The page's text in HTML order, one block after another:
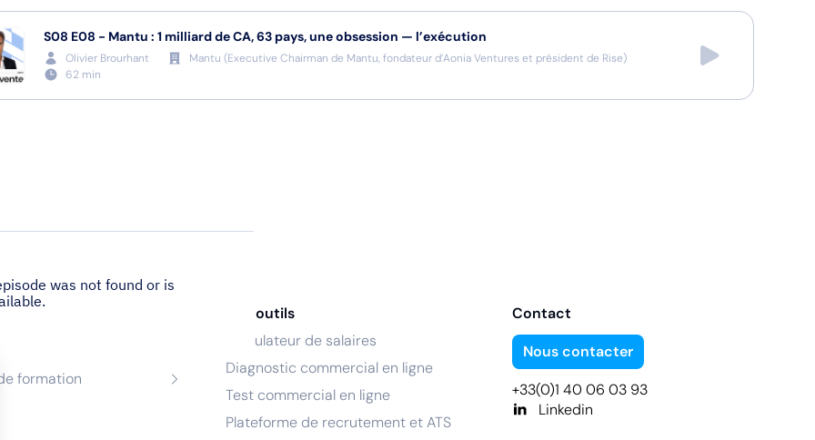
S08 E08 - Mantu : 1 milliard de CA, 63 pays, une obsession — l’exécution
Olivier Brourhant Mantu (Executive Chairman de Mantu, fondateur d’Aonia Ventures et président de Rise)
62 min
formation
Nos outils
Calculateur de salaires
Diagnostic commercial en ligne
Test commercial en ligne
Plateforme de recrutement et ATS
Contact
Nous contacter
+33(0)1 40 06 03 93
Linkedin